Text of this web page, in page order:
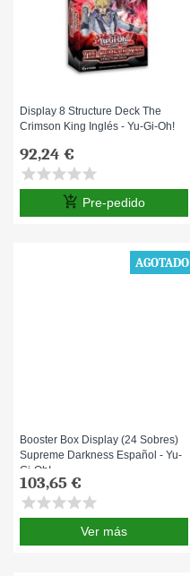
Display 8 Structure Deck The
Crimson King Inglés - Yu-Gi-Oh!
92,24 €
starstarstarstarstar
add_shopping_cart Pre-pedido
Booster Box Display (24 Sobres)
Supreme Darkness Español - Yu-
Gi-Oh!
103,65 €
starstarstarstarstar
Ver más
AGOTADO